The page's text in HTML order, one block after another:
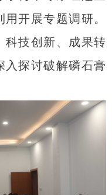
开展专题调研。
科技创新、成果转
入探讨破解磷石膏